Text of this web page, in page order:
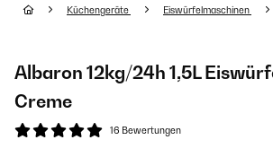
Küchengeräte Eiswürfelmaschinen
Albaron 12kg/24h 1,5L
Creme
16 Bewertungen